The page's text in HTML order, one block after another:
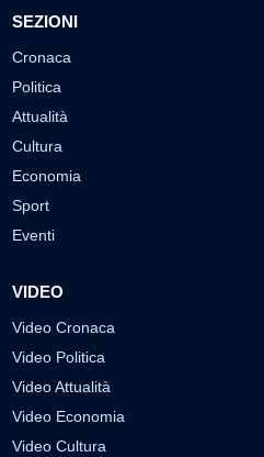
SEZIONI
Cronaca
Politica
Attualità
Cultura
Economia
Sport
Eventi
VIDEO
Video Cronaca
Video Politica
Video Attualità
Video Economia
Video Cultura